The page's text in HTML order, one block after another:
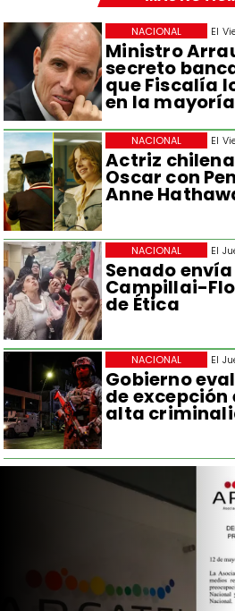
El
Ministro
secreto
que Fiscalía
en la
NACIONAL
El
Actriz
Oscar con
Anne
NACIONAL
El
Senado
Campillai-
de Ética
NACIONAL
El
Gobierno
de excepción
alta
NACIONAL